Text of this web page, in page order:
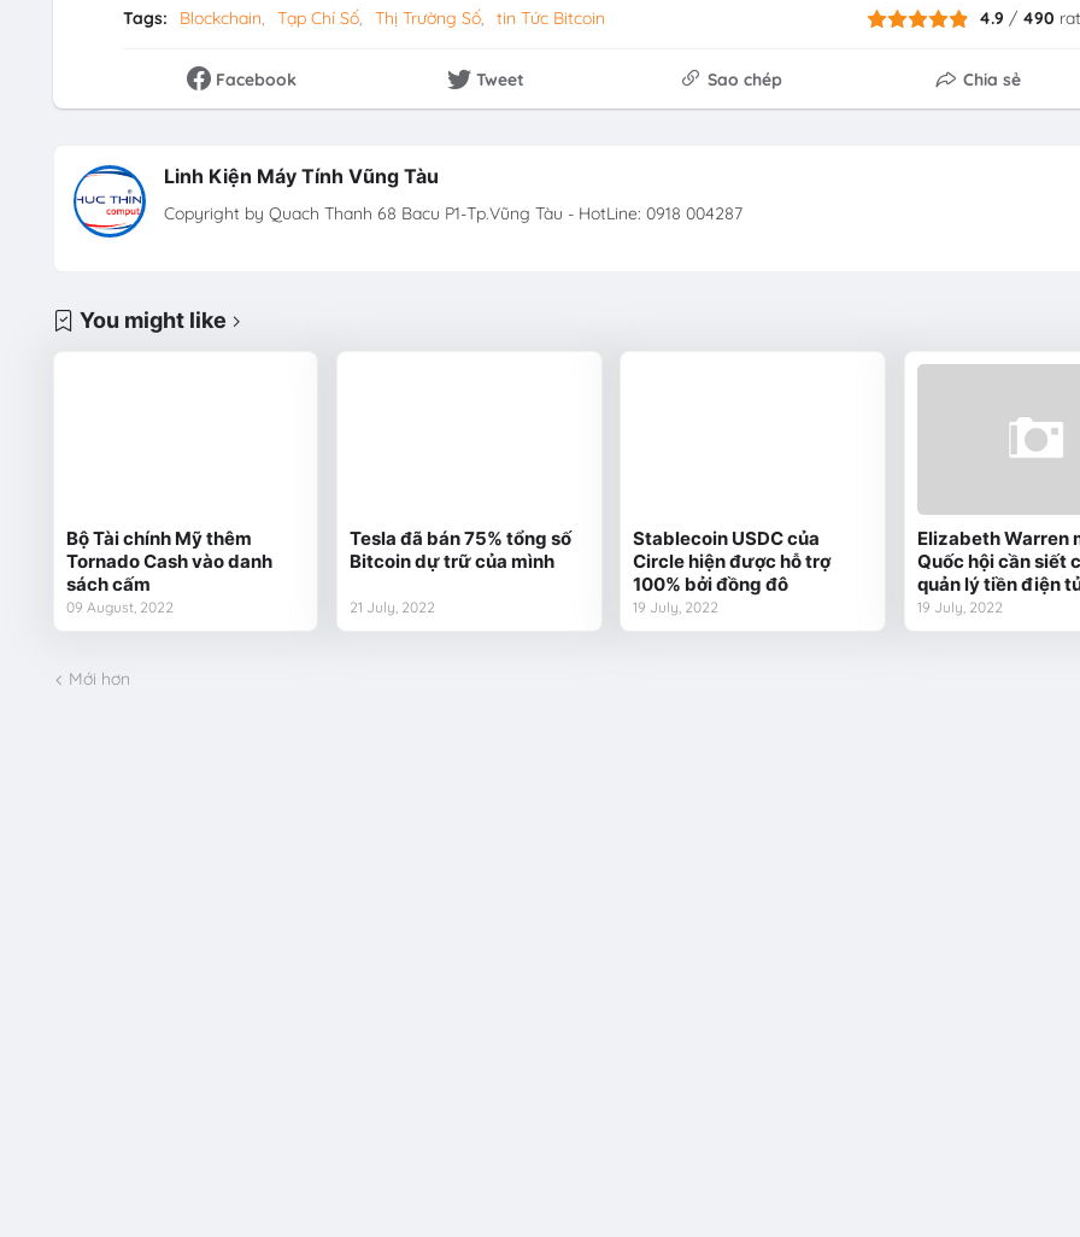
Tags: Blockchain Tạp Chí Số Thị Trường Số tin Tức Bitcoin 4.9 / 490
Facebook Tweet Sao chép Chia sẻ
Linh Kiện Máy Tính Vũng Tàu
Copyright by Quach Thanh 68 Bacu P1-Tp.Vũng Tàu - HotLine: 0918 004287
You might like
Bộ Tài chính Mỹ thêm
Tornado Cash vào danh
sách cấm
09 August, 2022
Tesla đã bán 75% tổng số
Bitcoin dự trữ của mình
21 July, 2022
Stablecoin USDC của
Circle hiện được hỗ trợ
100% bởi đồng đô
19 July, 2022
Elizabeth Warren
Quốc hội cần siết
quản lý tiền điện
19 July, 2022
Mới hơn